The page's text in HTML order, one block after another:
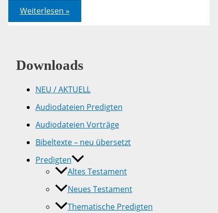
Es
ist
vollbracht
Weiterlesen »
Downloads
NEU / AKTUELL
Audiodateien Predigten
Audiodateien Vorträge
Bibeltexte – neu übersetzt
Predigten
Altes Testament
Neues Testament
Thematische Predigten